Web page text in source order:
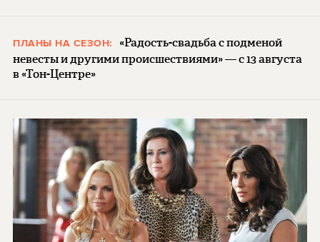
ПЛАНЫ НА СЕЗОН:
«Радость-свадьба с подменой
невесты и другими происшествиями» — с 13 августа
в «Тон-Центре»